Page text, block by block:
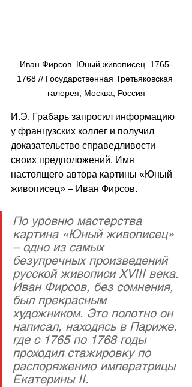
Иван Фирсов. Юный живописец. 1765-
1768 // Государственная Третьяковская
галерея, Москва, Россия
И.Э. Грабарь запросил информацию
у французских коллег и получил
доказательство справедливости
своих предположений. Имя
настоящего автора картины «Юный
живописец» – Иван Фирсов.
По уровню мастерства
картина «Юный живописец»
– одно из самых
безупречных произведений
русской живописи XVIII века.
Иван Фирсов, без сомнения,
был прекрасным
художником. Это полотно он
написал, находясь в Париже,
где с 1765 по 1768 годы
проходил стажировку по
распоряжению императрицы
Екатерины II.